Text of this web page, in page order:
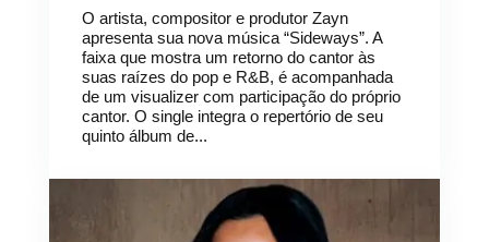
O artista, compositor e produtor Zayn
apresenta sua nova música “Sideways”. A
faixa que mostra um retorno do cantor às
suas raízes do pop e R&B, é acompanhada
de um visualizer com participação do próprio
cantor. O single integra o repertório de seu
quinto álbum de...